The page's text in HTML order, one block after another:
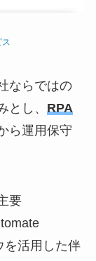
ならではの
とし、 RPA
ら運用保守
要
を活用した伴